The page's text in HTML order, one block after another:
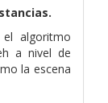
algoritmo
a nivel de
la escena